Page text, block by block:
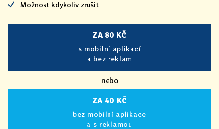
Možnost kdykoliv zrušit
ZA 80 KČ
s mobilní aplikací
a bez reklam
nebo
ZA 40 KČ
bez mobilní aplikace
a s reklamou